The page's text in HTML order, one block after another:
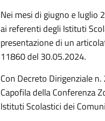
Nei mesi di giugno e luglio
ai referenti degli Istituti
presentazione di un
11860 del 30.05.2024.
Con Decreto Dirigenziale
Capofila della Conferenza
Istituti Scolastici dei